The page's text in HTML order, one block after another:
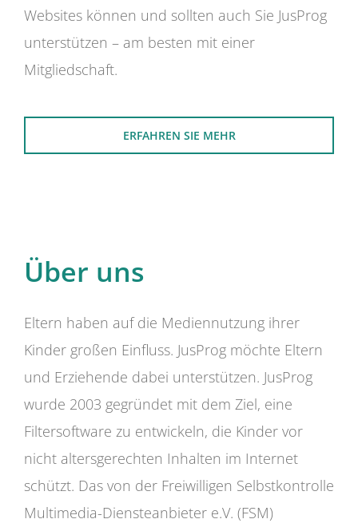
Websites können und sollten auch Sie JusProg
unterstützen – am besten mit einer
Mitgliedschaft.
ERFAHREN SIE MEHR
Über uns
Eltern haben auf die Mediennutzung ihrer
Kinder großen Einfluss. JusProg möchte Eltern
und Erziehende dabei unterstützen. JusProg
wurde 2003 gegründet mit dem Ziel, eine
Filtersoftware zu entwickeln, die Kinder vor
nicht altersgerechten Inhalten im Internet
schützt. Das von der Freiwilligen Selbstkontrolle
Multimedia-Diensteanbieter e.V. (FSM)